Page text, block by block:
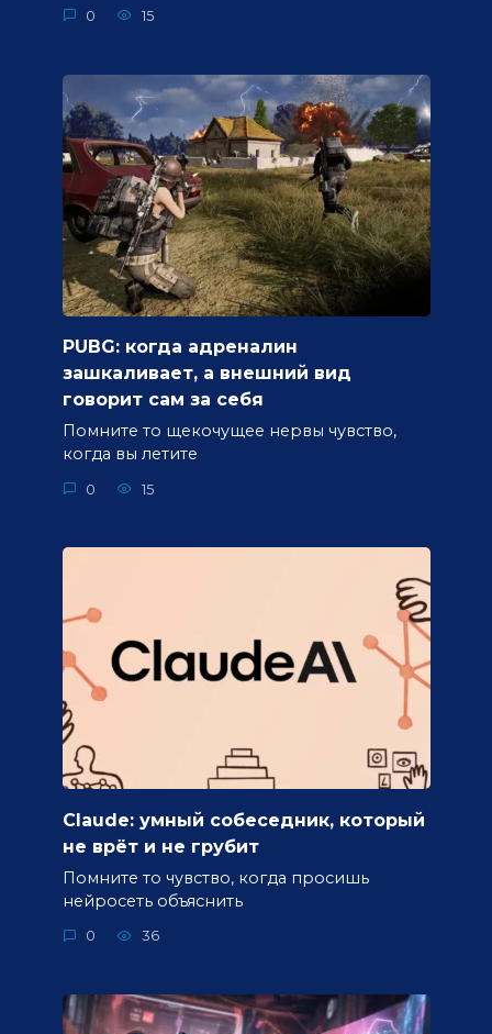
0 15
PUBG: когда адреналин
зашкаливает, а внешний вид
говорит сам за себя
Помните то щекочущее нервы чувство,
когда вы летите
0 15
Claude: умный собеседник, который
не врёт и не грубит
Помните то чувство, когда просишь
нейросеть объяснить
0 36